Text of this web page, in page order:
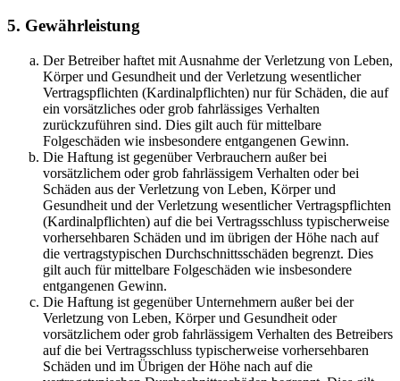
5. Gewährleistung
Der Betreiber haftet mit Ausnahme der Verletzung von Leben,
Körper und Gesundheit und der Verletzung wesentlicher
Vertragspflichten (Kardinalpflichten) nur für Schäden, die auf
ein vorsätzliches oder grob fahrlässiges Verhalten
zurückzuführen sind. Dies gilt auch für mittelbare
Folgeschäden wie insbesondere entgangenen Gewinn.
Die Haftung ist gegenüber Verbrauchern außer bei
vorsätzlichem oder grob fahrlässigem Verhalten oder bei
Schäden aus der Verletzung von Leben, Körper und
Gesundheit und der Verletzung wesentlicher Vertragspflichten
(Kardinalpflichten) auf die bei Vertragsschluss typischerweise
vorhersehbaren Schäden und im übrigen der Höhe nach auf
die vertragstypischen Durchschnittsschäden begrenzt. Dies
gilt auch für mittelbare Folgeschäden wie insbesondere
entgangenen Gewinn.
Die Haftung ist gegenüber Unternehmern außer bei der
Verletzung von Leben, Körper und Gesundheit oder
vorsätzlichem oder grob fahrlässigem Verhalten des Betreibers
auf die bei Vertragsschluss typischerweise vorhersehbaren
Schäden und im Übrigen der Höhe nach auf die